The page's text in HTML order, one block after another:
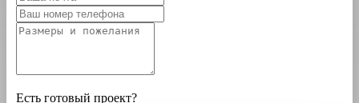
Есть готовый проект?